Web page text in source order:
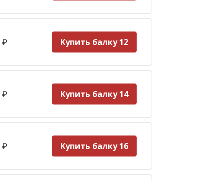
₽ Купить балку 12
₽ Купить балку 14
₽ Купить балку 16